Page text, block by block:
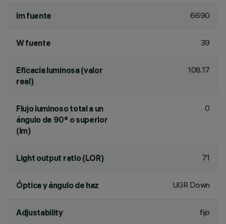
lm fuente 6690
W fuente 39
Eficacia luminosa (valor
real)
108.17
Flujo luminoso total a un
ángulo de 90° o superior
(lm)
0
Light output ratio (LOR) 71
Óptica y ángulo de haz UGR Down
Adjustability fijo